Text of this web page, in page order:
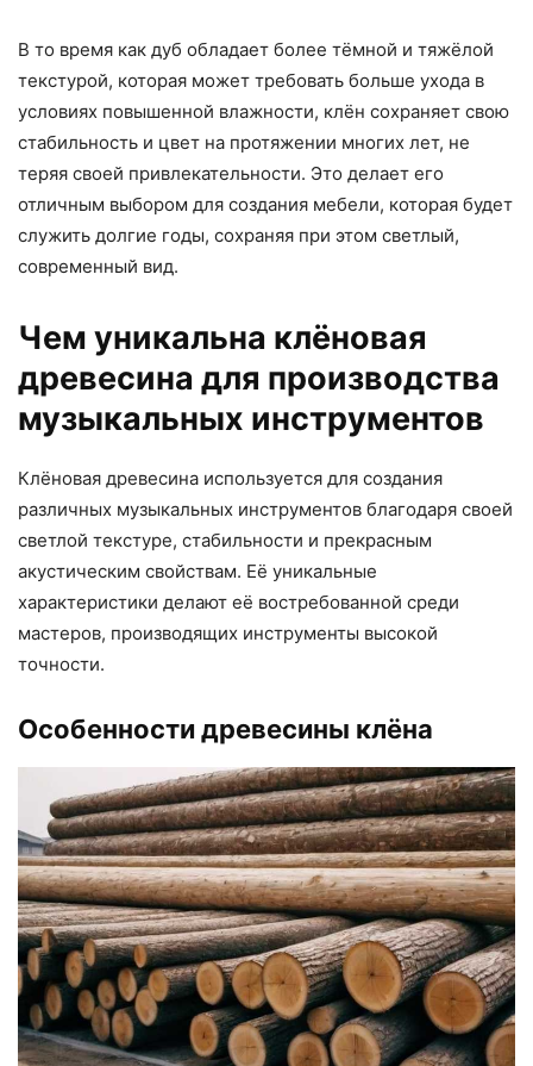
В то время как дуб обладает более тёмной и тяжёлой
текстурой, которая может требовать больше ухода в
условиях повышенной влажности, клён сохраняет свою
стабильность и цвет на протяжении многих лет, не
теряя своей привлекательности. Это делает его
отличным выбором для создания мебели, которая будет
служить долгие годы, сохраняя при этом светлый,
современный вид.
Чем уникальна клёновая
древесина для производства
музыкальных инструментов
Клёновая древесина используется для создания
различных музыкальных инструментов благодаря своей
светлой текстуре, стабильности и прекрасным
акустическим свойствам. Её уникальные
характеристики делают её востребованной среди
мастеров, производящих инструменты высокой
точности.
Особенности древесины клёна